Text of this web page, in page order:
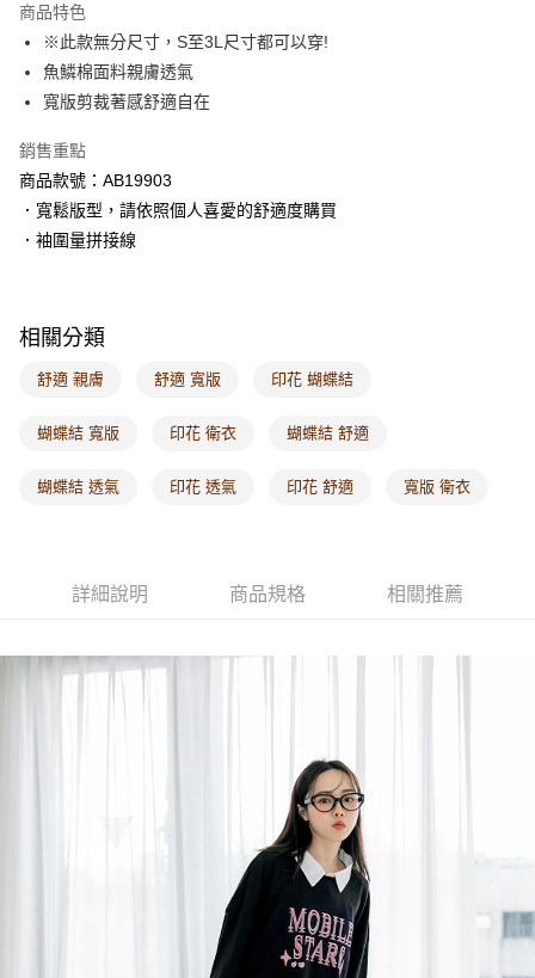
付款後萊爾富取貨
每筆NT$60，滿NT$1,000(含以上)免運費
7-11取貨付款
每筆NT$60，滿NT$1,000(含以上)免運費
付款後7-11取貨
每筆NT$60，滿NT$1,000(含以上)免運費
付款後門市自取
每筆NT$60，滿NT$1,000(含以上)免運費
商品特色
※此款無分尺寸，S至3L尺寸都可以穿!
魚鱗棉面料親膚透氣
寬版剪裁著感舒適自在
銷售重點
商品款號：AB19903
．寬鬆版型，請依照個人喜愛的舒適度購買
．袖圍量拼接線
相關分類
舒適 親膚 舒適 寬版 印花 蝴蝶結
蝴蝶結 寬版 印花 衛衣 蝴蝶結 舒適
蝴蝶結 透氣 印花 透氣 印花 舒適 寬版 衛衣
詳細說明 商品規格 相關推薦